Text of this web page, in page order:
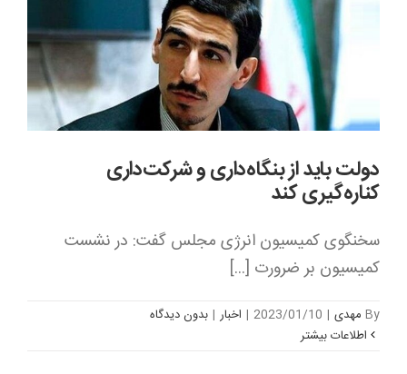
دولت باید از بنگاه‌داری و شرکت‌داری
کناره‌گیری کند
سخنگوی کمیسیون انرژی مجلس گفت: در نشست
کمیسیون بر ضرورت [...]
By مهدی |
2023/01/10
| اخبار | بدون ديدگاه
اطلاعات بیشتر